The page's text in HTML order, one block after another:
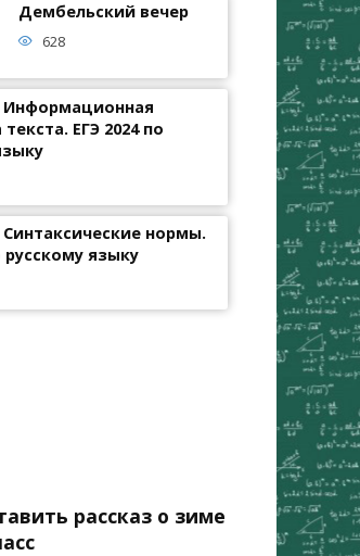
Дембельский вечер
628
Информационная
ЕГЭ 2024 по
нормы.
русскому языку
рассказ о зиме